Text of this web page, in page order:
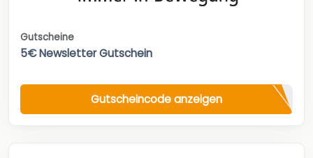
Gutscheine
5€ Newsletter Gutschein
Gutscheincode anzeigen